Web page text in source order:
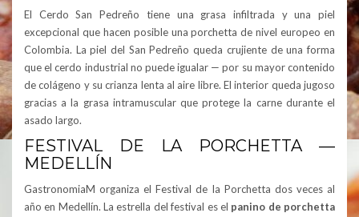
El Cerdo San Pedreño tiene una grasa infiltrada y una piel
excepcional que hacen posible una porchetta de nivel europeo en
Colombia. La piel del San Pedreño queda crujiente de una forma
que el cerdo industrial no puede igualar — por su mayor contenido
de colágeno y su crianza lenta al aire libre. El interior queda jugoso
gracias a la grasa intramuscular que protege la carne durante el
asado largo.
FESTIVAL DE LA PORCHETTA —
MEDELLÍN
GastronomiaM organiza el Festival de la Porchetta dos veces al
año en Medellín. La estrella del festival es el panino de porchetta